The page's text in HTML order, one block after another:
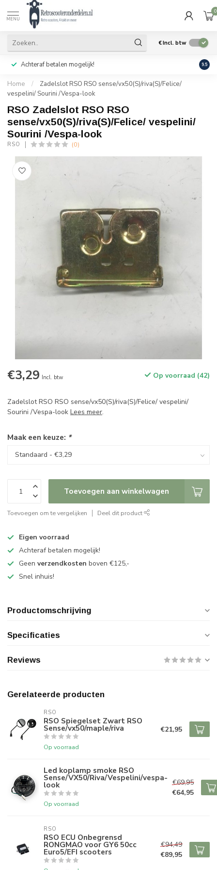
MENU
0
€Incl. btw
Achteraf betalen mogelijk! Geen
9.5
Home /
Zadelslot RSO RSO sense/vx50(S)/riva(S)/Felice/
vespelini/ Sourini /Vespa-look
RSO Zadelslot RSO RSO
sense/vx50(S)/riva(S)/Felice/ vespelini/
Sourini /Vespa-look
RSO (0)
€3,29 Incl. btw Op voorraad (42)
Zadelslot RSO RSO sense/vx50(S)/riva(S)/Felice/ vespelini/
Sourini /Vespa-look Lees meer.
Maak een keuze: *
Toevoegen aan winkelwagen
Toevoegen om te vergelijken Deel dit product
Eigen voorraad
Achteraf betalen mogelijk!
Geen verzendkosten boven €125,-
Snel inhuis!
Productomschrijving
Specificaties
Reviews
Gerelateerde producten
RSO
RSO Spiegelset Zwart RSO
Sense/vx50/maple/riva
Op voorraad
€21,95
Led koplamp smoke RSO
Sense/VX50/Riva/Vespelini/vespa-
look
Op voorraad
€69,95
€64,95
RSO
RSO ECU Onbegrensd
RONGMAO voor GY6 50cc
Euro5/EFI scooters
€94,49
€89,95